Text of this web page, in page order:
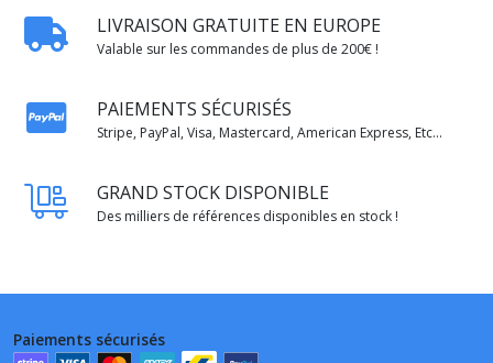
LIVRAISON GRATUITE EN EUROPE
Valable sur les commandes de plus de 200€ !
PAIEMENTS SÉCURISÉS
Stripe, PayPal, Visa, Mastercard, American Express, Etc...
GRAND STOCK DISPONIBLE
Des milliers de références disponibles en stock !
Paiements sécurisés